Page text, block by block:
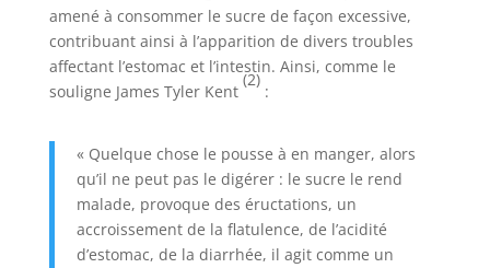
amené à consommer le sucre de façon excessive,
contribuant ainsi à l’apparition de divers troubles
affectant l’estomac et l’intestin. Ainsi, comme le
souligne James Tyler Kent
(2)
:
« Quelque chose le pousse à en manger, alors
qu’il ne peut pas le digérer : le sucre le rend
malade, provoque des éructations, un
accroissement de la flatulence, de l’acidité
d’estomac, de la diarrhée, il agit comme un